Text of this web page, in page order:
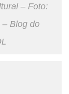
– Foto:
Blog do